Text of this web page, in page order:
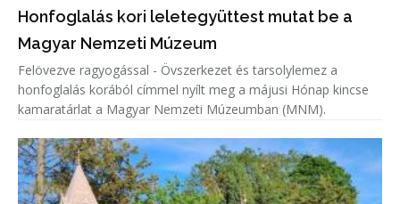
Honfoglalás kori leletegyüttest mutat be a
Magyar Nemzeti Múzeum
Felövezve ragyogással - Övszerkezet és tarsolylemez a
honfoglalás korából címmel nyílt meg a májusi Hónap kincse
kamaratárlat a Magyar Nemzeti Múzeumban (MNM).